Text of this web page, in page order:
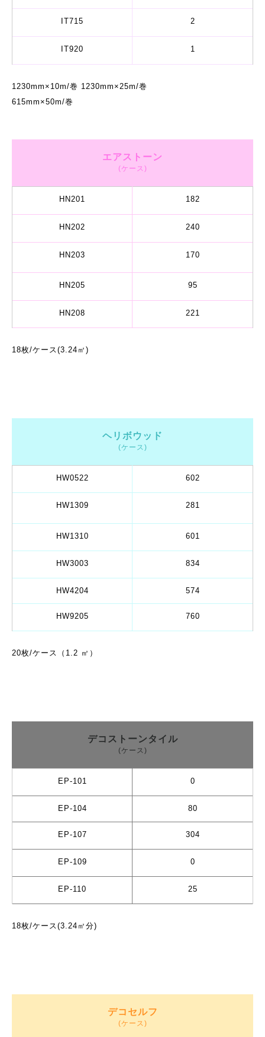
IT715 2
IT920 1
1230mm×10m/巻 1230mm×25m/巻
615mm×50m/巻
エアストーン
(ケース)
HN201 182
HN202 240
HN203 170
HN205 95
HN208 221
18枚/ケース(3.24㎡)
ヘリボウッド
(ケース)
HW0522 602
HW1309 281
HW1310 601
HW3003 834
HW4204 574
HW9205 760
20枚/ケース（1.2 ㎡）
デコストーンタイル
(ケース)
EP-101 0
EP-104 80
EP-107 304
EP-109 0
EP-110 25
18枚/ケース(3.24㎡分)
デコセルフ
(ケース)